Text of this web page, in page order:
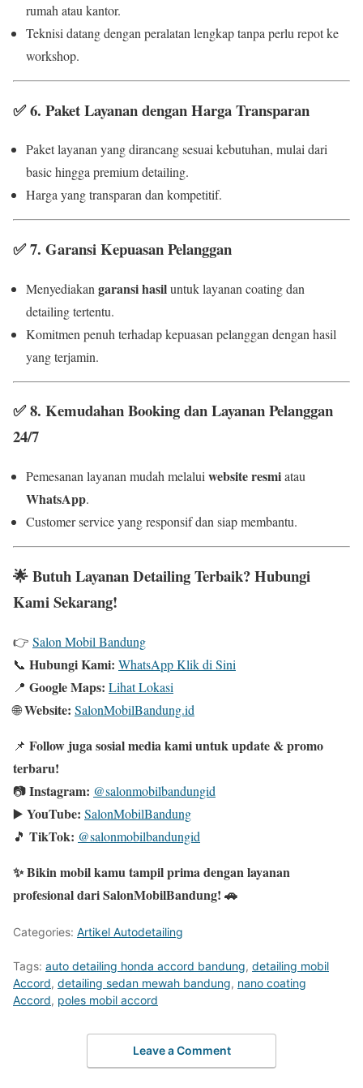
rumah atau kantor.
Teknisi datang dengan peralatan lengkap tanpa perlu repot ke
workshop.
✅6. Paket Layanan dengan Harga Transparan
Paket layanan yang dirancang sesuai kebutuhan, mulai dari
basic hingga premium detailing.
Harga yang transparan dan kompetitif.
✅7. Garansi Kepuasan Pelanggan
Menyediakan garansi hasiluntuk layanan coating dan
detailing tertentu.
Komitmen penuh terhadap kepuasan pelanggan dengan hasil
yang terjamin.
✅8. Kemudahan Booking dan Layanan Pelanggan
24/7
Pemesanan layanan mudah melalui website resmiatau
WhatsApp.
Customer service yang responsif dan siap membantu.
🌟Butuh Layanan Detailing Terbaik? Hubungi
Kami Sekarang!
👉 Salon Mobil Bandung
📞 Hubungi Kami: WhatsApp Klik di Sini
📍 Google Maps: Lihat Lokasi
🌐Website: SalonMobilBandung.id
📌 Follow juga sosial media kami untuk update & promo
terbaru!
📷Instagram: @salonmobilbandungid
▶️ YouTube: SalonMobilBandung
🎵 TikTok: @salonmobilbandungid
✨ Bikin mobil kamu tampil prima dengan layanan
profesional dari SalonMobilBandung! 🚗
Categories: Artikel Autodetailing
Tags: auto detailing honda accord bandung, detailing mobil
Accord, detailing sedan mewah bandung, nano coating
Accord, poles mobil accord
Leave a Comment